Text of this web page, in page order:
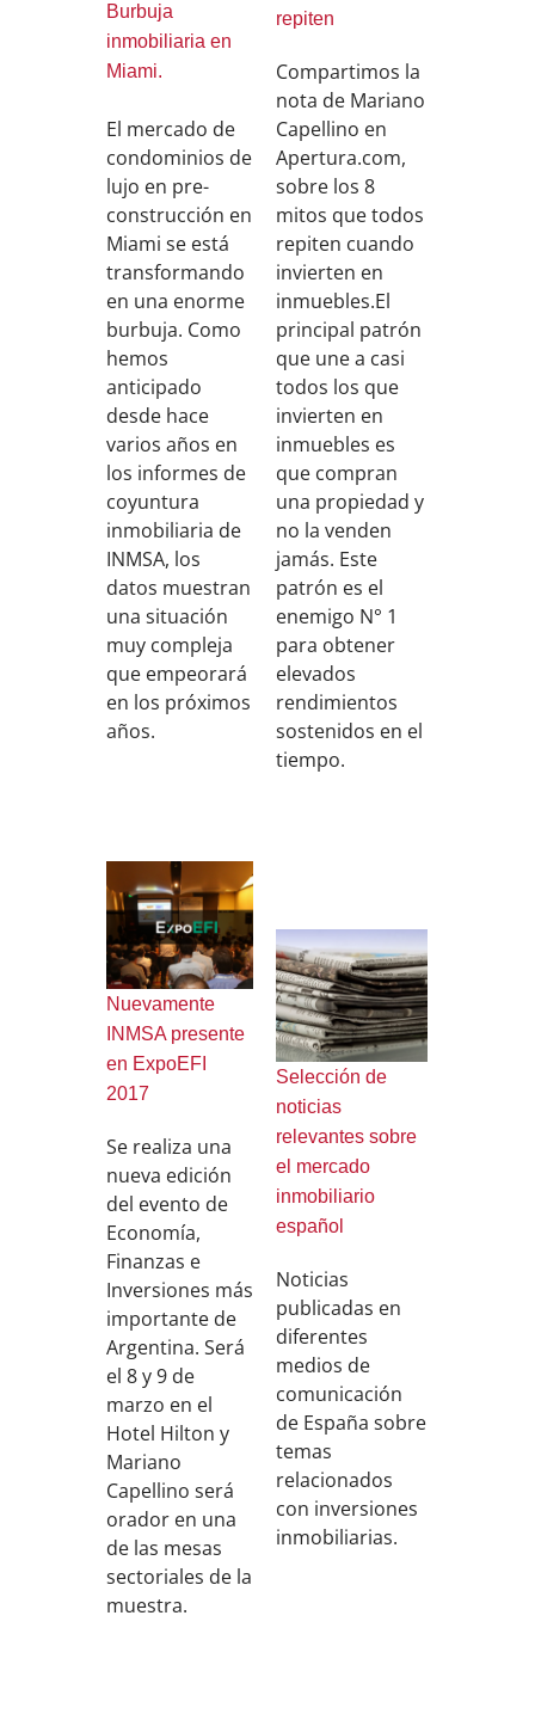
Burbuja
inmobiliaria en
Miami.
El mercado de
condominios de
lujo en pre-
construcción en
Miami se está
transformando
en una enorme
burbuja. Como
hemos
anticipado
desde hace
varios años en
los informes de
coyuntura
inmobiliaria de
INMSA, los
datos muestran
una situación
muy compleja
que empeorará
en los próximos
años.
repiten
Compartimos la
nota de Mariano
Capellino en
Apertura.com,
sobre los 8
mitos que todos
repiten cuando
invierten en
inmuebles.El
principal patrón
que une a casi
todos los que
invierten en
inmuebles es
que compran
una propiedad y
no la venden
jamás. Este
patrón es el
enemigo N° 1
para obtener
elevados
rendimientos
sostenidos en el
tiempo.
Nuevamente
INMSA presente
en ExpoEFI
2017
Se realiza una
nueva edición
del evento de
Economía,
Finanzas e
Inversiones más
importante de
Argentina. Será
el 8 y 9 de
marzo en el
Hotel Hilton y
Mariano
Capellino será
orador en una
de las mesas
sectoriales de la
muestra.
Selección de
noticias
relevantes sobre
el mercado
inmobiliario
español
Noticias
publicadas en
diferentes
medios de
comunicación
de España sobre
temas
relacionados
con inversiones
inmobiliarias.